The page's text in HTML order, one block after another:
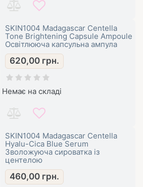
SKIN1004 Madagascar Centella
Tone Brightening Capsule Ampoule
Освітлююча капсульна ампула
620,00 грн.
Немає на складі
SKIN1004 Madagascar Centella
Hyalu-Cica Blue Serum
Зволожуюча сироватка із
центелою
460,00 грн.